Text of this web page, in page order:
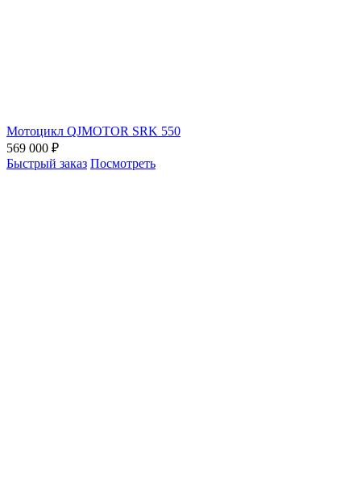
Мотоцикл QJMOTOR SRK 550
569 000 ₽
Быстрый заказ Посмотреть